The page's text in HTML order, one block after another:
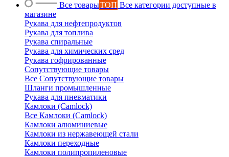
Все товарыТОП Все категории доступные в
магазине
Рукава для нефтепродуктов
Рукава для топлива
Рукава спиральные
Рукава для химических сред
Рукава гофрированные
Сопутствующие товары
Все Сопутствующие товары
Шланги промышленные
Рукава для пневматики
Камлоки (Camlock)
Все Камлоки (Camlock)
Камлоки алюминиевые
Камлоки из нержавеющей стали
Камлоки переходные
Камлоки полипропиленовые